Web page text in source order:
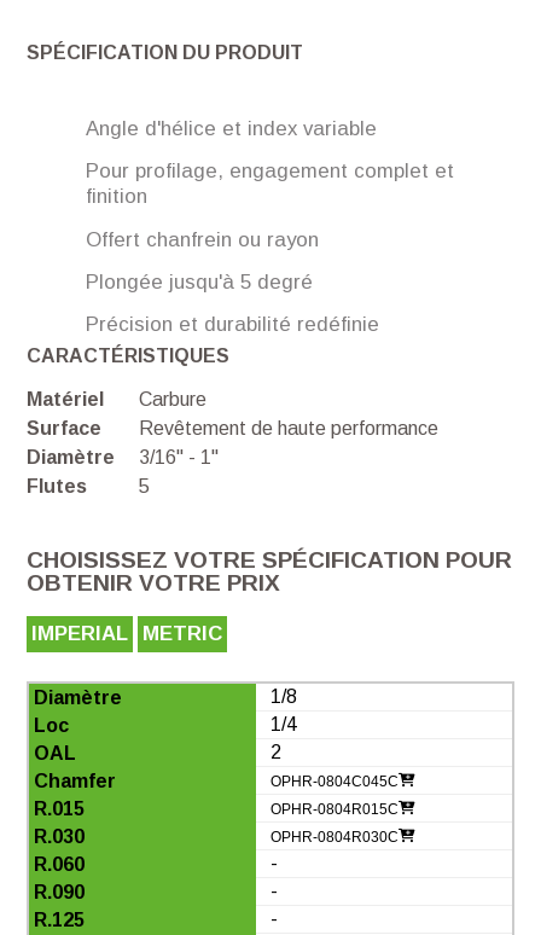
SPÉCIFICATION DU PRODUIT
Angle d'hélice et index variable
Pour profilage, engagement complet et
finition
Offert chanfrein ou rayon
Plongée jusqu'à 5 degré
Précision et durabilité redéfinie
CARACTÉRISTIQUES
Matériel
Carbure
Surface
Revêtement de haute performance
Diamètre
3/16'' - 1''
Flutes
5
CHOISISSEZ VOTRE SPÉCIFICATION POUR
OBTENIR VOTRE PRIX
IMPERIAL METRIC
1/8
1/4
2
OPHR-0804C045C
OPHR-0804R015C
OPHR-0804R030C
-
-
-